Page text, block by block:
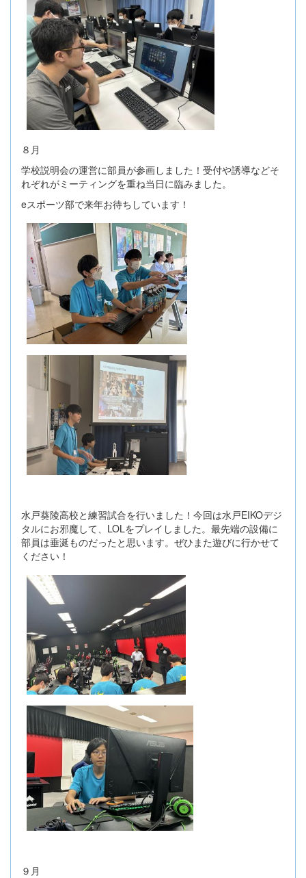
８月
学校説明会の運営に部員が参画しました！受付や誘導などそ
れぞれがミーティングを重ね当日に臨みました。
eスポーツ部で来年お待ちしています！
水戸葵陵高校と練習試合を行いました！今回は水戸EIKOデジ
タルにお邪魔して、LOLをプレイしました。最先端の設備に
部員は垂涎ものだったと思います。ぜひまた遊びに行かせて
ください！
９月